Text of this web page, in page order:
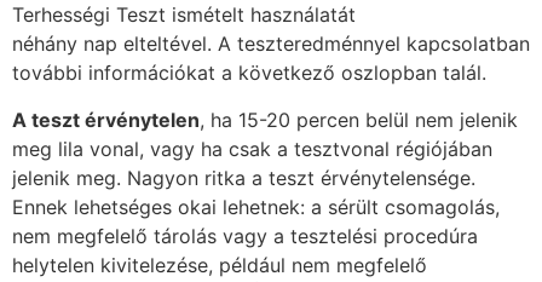
Terhességi Teszt ismételt használatát
néhány nap elteltével. A teszteredménnyel kapcsolatban
további információkat a következő oszlopban talál.
A teszt érvénytelen, ha 15-20 percen belül nem jelenik
meg lila vonal, vagy ha csak a tesztvonal régiójában
jelenik meg. Nagyon ritka a teszt érvénytelensége.
Ennek lehetséges okai lehetnek: a sérült csomagolás,
nem megfelelő tárolás vagy a tesztelési procedúra
helytelen kivitelezése, például nem megfelelő